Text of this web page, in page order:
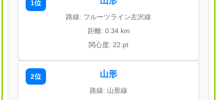
1位
路線: フルーツライン左沢線
距離: 0.34 km
関心度: 22 pt
2位 山形
路線: 山形線